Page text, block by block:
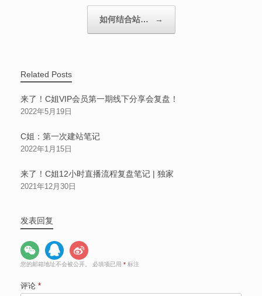
如何结合站… →
Related Posts
来了！C姐VIP会员第一期线下分享会复盘！
2022年5月19日
C姐：第一次建站笔记
2022年1月15日
来了！C姐12小时直播流程复盘笔记 | 独家
2021年12月30日
发表回复
您的邮箱地址不会被公开。 必填项已用 * 标注
评论 *